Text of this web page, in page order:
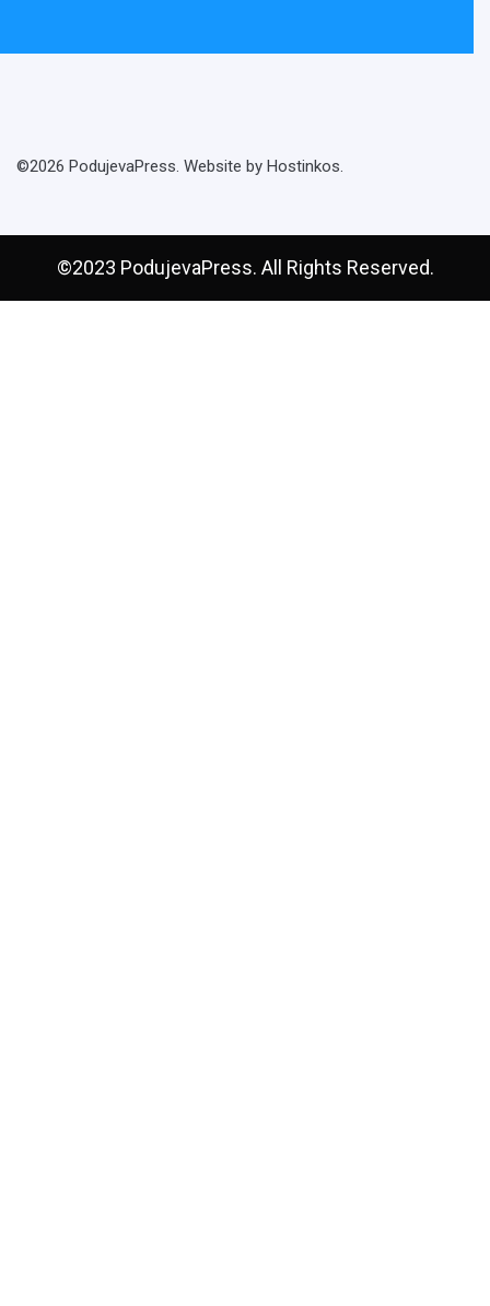
©2026 PodujevaPress. Website by Hostinkos.
©2023 PodujevaPress. All Rights Reserved.